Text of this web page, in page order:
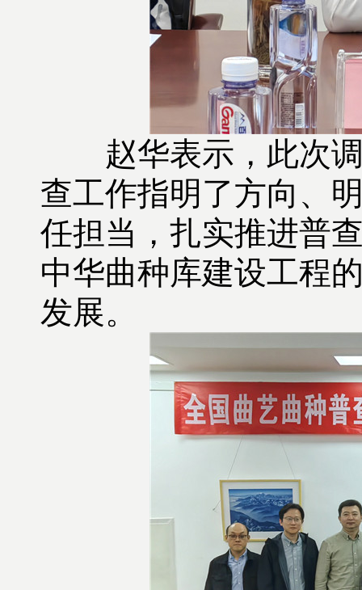
赵华表示，此次调
查工作指明了方向、
任担当，扎实推进普
中华曲种库建设工程
发展。